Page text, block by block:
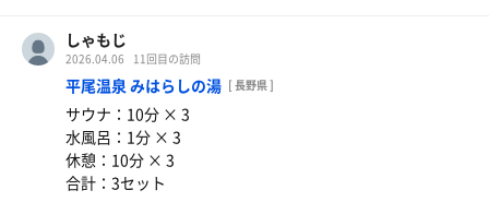
泉に水風呂とバラエティーに富む。気になるサウナは三段
ひな壇で、ガス熱源の巨大ストーブとロウリュ付き。定期
的な自動ロウリュと強制送風により82℃ながら熱い。湿度
マシマシの入りやすい熱さとなっている。全体的に明るく
大きな窓からはサウナ室の外の様子がよく見える。新しい
木材の匂いがいい香りで良き。あとはビート板が極厚でク
ッションのようであった。水風呂は80cm程度と深さがあ
り温度は18℃と入りやすい設定であった。外気浴やととの
しゃもじ
2026.04.06 11回目の訪問
平尾温泉 みはらしの湯 [ 長野県 ]
サウナ：10分 × 3
水風呂：1分 × 3
休憩：10分 × 3
合計：3セット